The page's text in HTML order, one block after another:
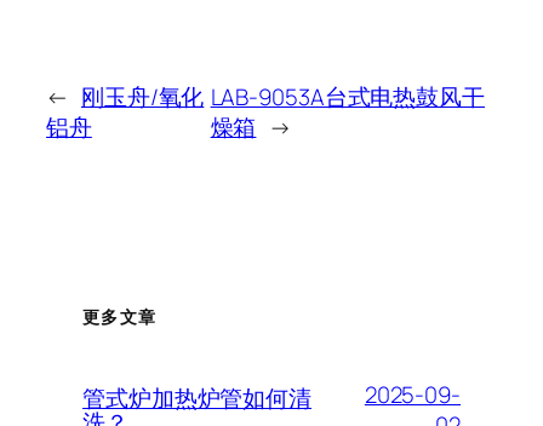
← 刚玉舟/氧化
铝舟
LAB-9053A台式电热鼓风干
燥箱 →
更多文章
管式炉加热炉管如何清
2025-09-